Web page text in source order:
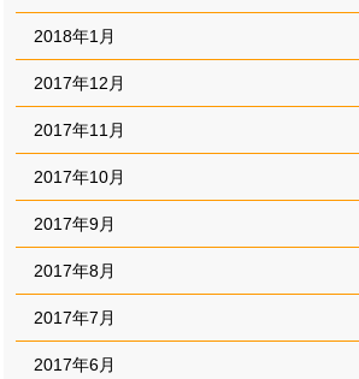
2018年1月
2017年12月
2017年11月
2017年10月
2017年9月
2017年8月
2017年7月
2017年6月